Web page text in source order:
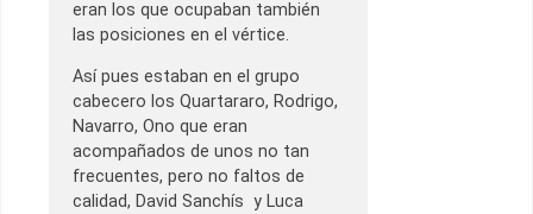
eran los que ocupaban también
las posiciones en el vértice.
Así pues estaban en el grupo
cabecero los Quartararo, Rodrigo,
Navarro, Ono que eran
acompañados de unos no tan
frecuentes, pero no faltos de
calidad, David Sanchís y Luca